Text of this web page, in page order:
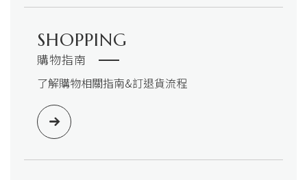
SHOPPING
購物指南
了解購物相關指南&訂退貨流程